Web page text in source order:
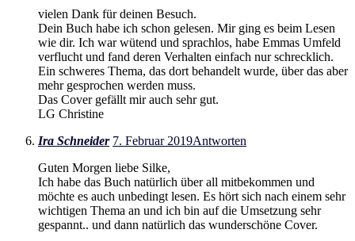
vielen Dank für deinen Besuch.
Dein Buch habe ich schon gelesen. Mir ging es beim Lesen
wie dir. Ich war wütend und sprachlos, habe Emmas Umfeld
verflucht und fand deren Verhalten einfach nur schrecklich.
Ein schweres Thema, das dort behandelt wurde, über das aber
mehr gesprochen werden muss.
Das Cover gefällt mir auch sehr gut.
LG Christine
Ira Schneider 7. Februar 2019Antworten
Guten Morgen liebe Silke,
Ich habe das Buch natürlich über all mitbekommen und
möchte es auch unbedingt lesen. Es hört sich nach einem sehr
wichtigen Thema an und ich bin auf die Umsetzung sehr
gespannt.. und dann natürlich das wunderschöne Cover.